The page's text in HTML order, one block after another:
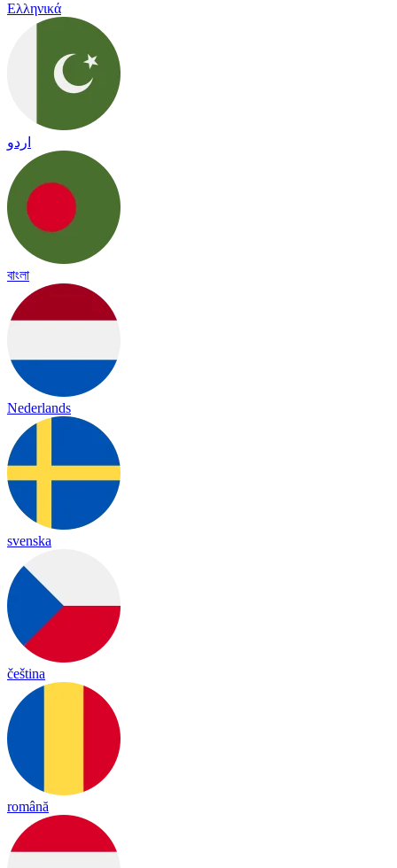
Ελληνικά
اردو
বাংলা
Nederlands
svenska
čeština
română